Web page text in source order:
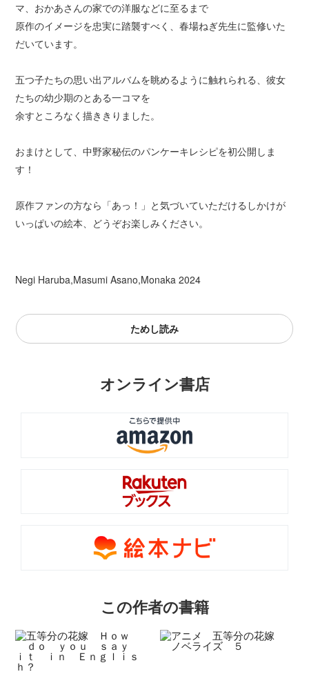
マ、おかあさんの家での洋服などに至るまで
原作のイメージを忠実に踏襲すべく、春場ねぎ先生に監修いた
だいています。
五つ子たちの思い出アルバムを眺めるように触れられる、彼女
たちの幼少期のとある一コマを
余すところなく描ききりました。
おまけとして、中野家秘伝のパンケーキレシピを初公開しま
す！
原作ファンの方なら「あっ！」と気づいていただけるしかけが
いっぱいの絵本、どうぞお楽しみください。
Negi Haruba,Masumi Asano,Monaka 2024
ためし読み
オンライン書店
この作者の書籍